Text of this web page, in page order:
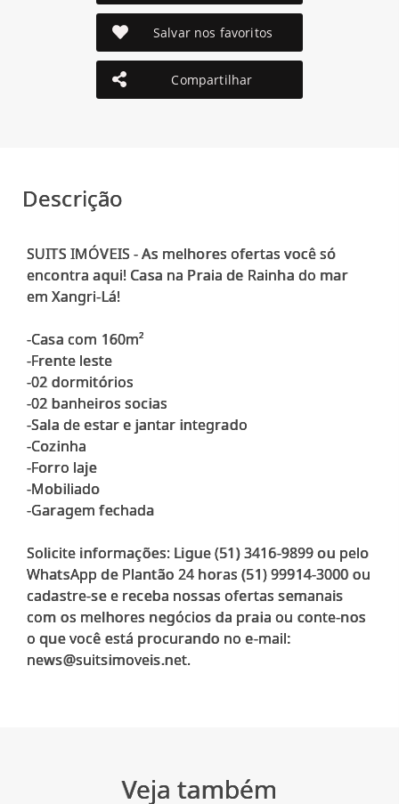
Salvar nos favoritos
Compartilhar
Descrição
SUITS IMÓVEIS - As melhores ofertas você só
encontra aqui! Casa na Praia de Rainha do mar
em Xangri-Lá!
-Casa com 160m²
-Frente leste
-02 dormitórios
-02 banheiros socias
-Sala de estar e jantar integrado
-Cozinha
-Forro laje
-Mobiliado
-Garagem fechada
Solicite informações: Ligue (51) 3416-9899 ou pelo
WhatsApp de Plantão 24 horas (51) 99914-3000 ou
cadastre-se e receba nossas ofertas semanais
com os melhores negócios da praia ou conte-nos
o que você está procurando no e-mail:
news@suitsimoveis.net.
Veja também